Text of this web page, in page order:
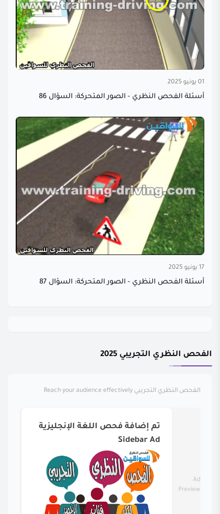
01 يونيو 2025
أسئلة الفحص النظري - الصور المتحركة: السؤال 86
17 يونيو 2025
أسئلة الفحص النظري - الصور المتحركة: السؤال 87
الفحص النظري التجريبي 2025
الفحص النظري التجريبي Reach your audience effectively
Ad
Preview
تم إضافة فحص اللغة الإنجليزية
Sidebar Ad